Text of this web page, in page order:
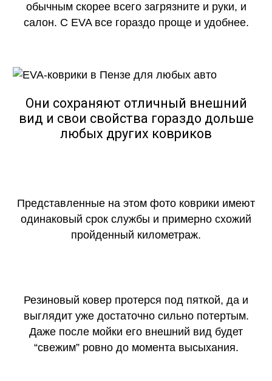
обычным скорее всего загрязните и руки, и
салон. С EVA все гораздо проще и удобнее.
Они сохраняют отличный внешний
вид и свои свойства гораздо дольше
любых других ковриков
Представленные на этом фото коврики имеют
одинаковый срок службы и примерно схожий
пройденный километраж.
Резиновый ковер протерся под пяткой, да и
выглядит уже достаточно сильно потертым.
Даже после мойки его внешний вид будет
“свежим” ровно до момента высыхания.